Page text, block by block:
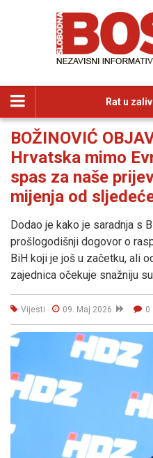
Rat u
BOŽINOVIĆ
Hrvatska mimo
spas za naše
mijenja od
Dodao je kako je saradnja s
prošlogodišnji dogovor o
BiH koji je još u začetku, ali
zajednica očekuje snažniju
Vijesti 09. Maj 2026 0